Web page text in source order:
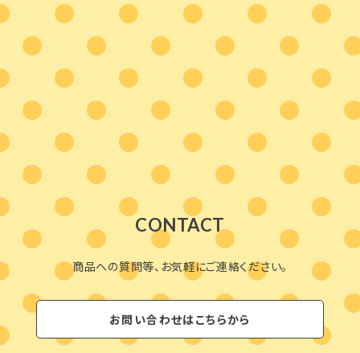
CONTACT
商品への質問等、お気軽にご連絡ください。
お問い合わせはこちらから